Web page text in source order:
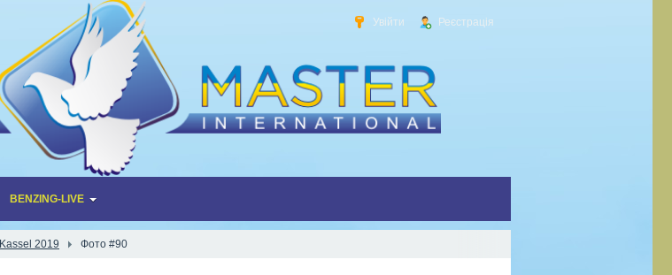
Увійти Реєстрація
BENZING-LIVE
Kassel 2019 Фото #90